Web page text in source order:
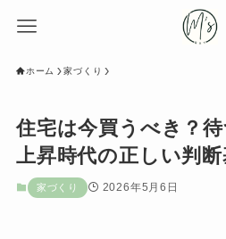
ホーム 家づくり
住宅は今買うべき？
上昇時代の正しい判
家づくり 2026年5月6日